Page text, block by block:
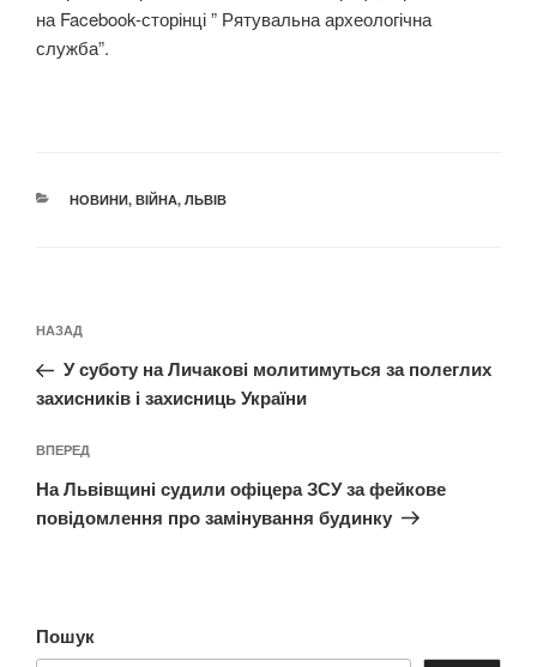
на Facebook-сторінці ” Рятувальна археологічна
служба”.
КАТЕГОРІЇ
НОВИНИ, ВІЙНА, ЛЬВІВ
записів
Попередній
запис:
НАЗАД
У суботу на Личакові молитимуться за полеглих
захисників і захисниць України
Наступний
запис
ВПЕРЕД
На Львівщині судили офіцера ЗСУ за фейкове
повідомлення про замінування будинку
Пошук